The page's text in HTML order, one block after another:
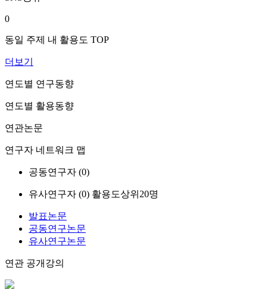
0
동일 주제 내 활용도 TOP
더보기
연도별 연구동향
연도별 활용동향
연관논문
연구자 네트워크 맵
공동연구자 (0)
유사연구자 (0) 활용도상위20명
발표논문
공동연구논문
유사연구논문
연관 공개강의